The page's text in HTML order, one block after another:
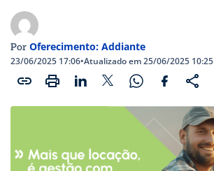
Por Oferecimento: Addiante
23/06/2025 17:06•Atualizado em 25/06/2025 10:25